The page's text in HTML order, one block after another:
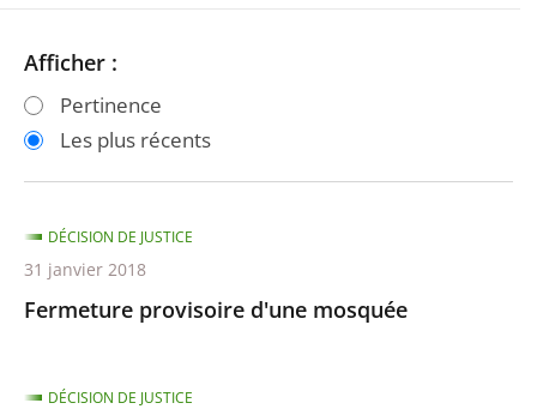
Passer
les
filtres
après
Passer
les
filtres
avant
Afficher :
Pertinence
Les plus récents
Fermeture provisoire d'une mosquée
DÉCISION DE JUSTICE
31 janvier 2018
DÉCISION DE JUSTICE